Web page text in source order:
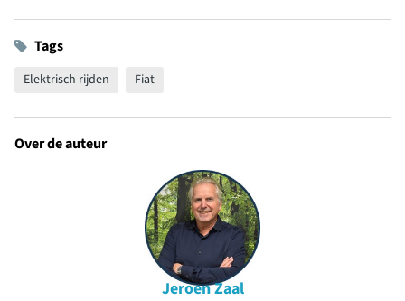
Tags
Elektrisch rijden Fiat
Over de auteur
Jeroen Zaal